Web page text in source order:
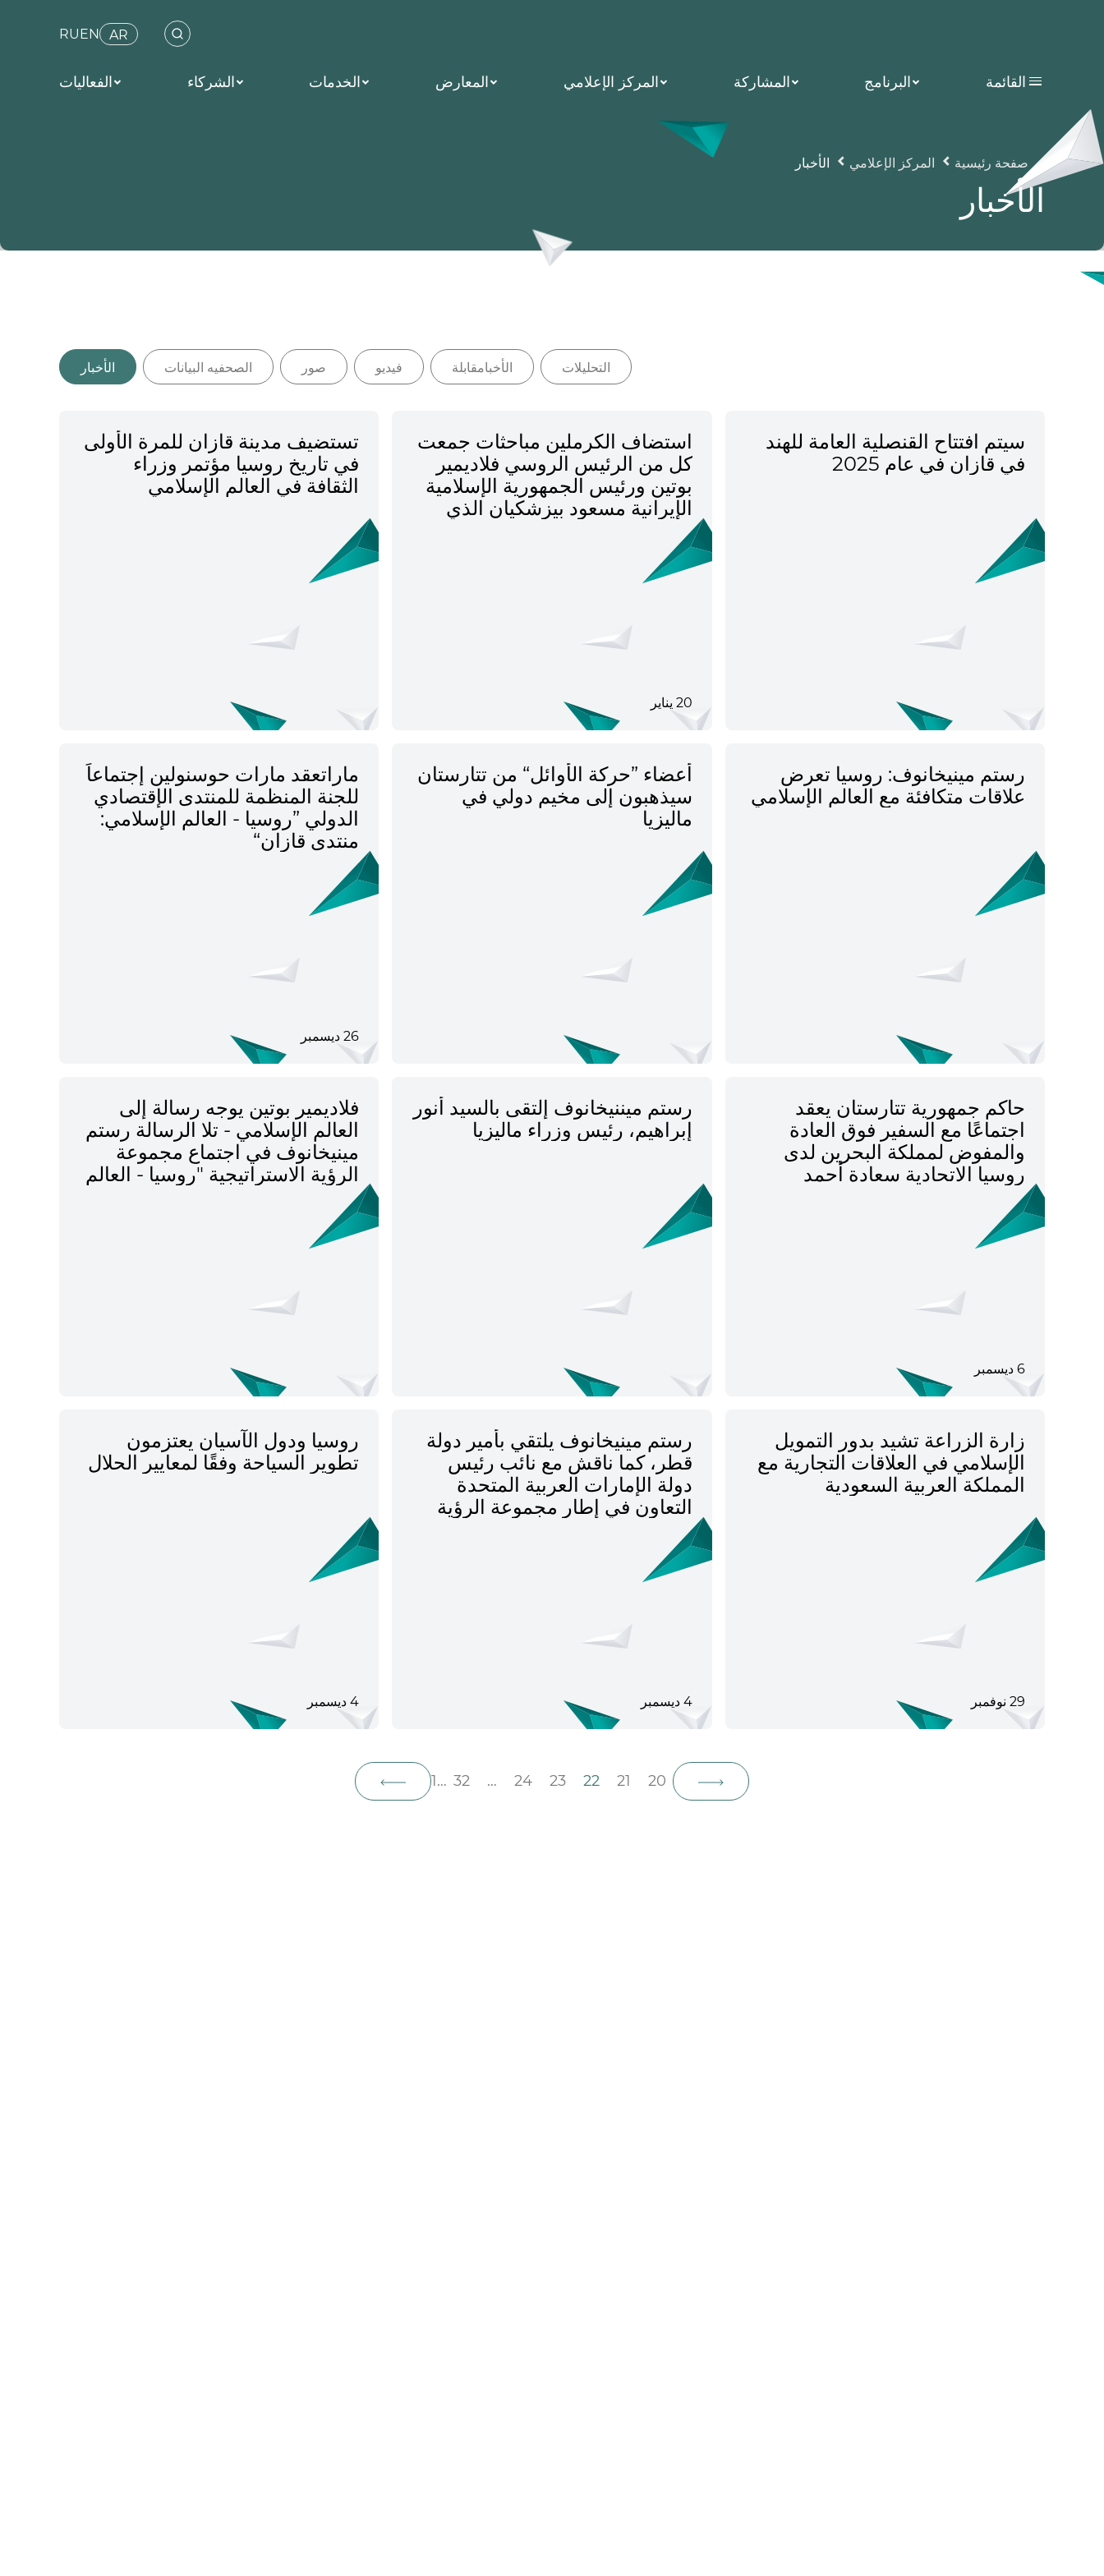
RUEN AR
الفعاليات الشركاء الخدمات المعارض المركز الإعلامي المشاركة البرنامج القائمة
صفحة رئيسية المركز الإعلامي الأخبار
الأخبار
الأخبار الصحفيه البيانات صور فيديو الأخبامقابلة التحليلات
تستضيف مدينة قازان للمرة الأولى
في تاريخ روسيا مؤتمر وزراء
الثقافة في العالم الإسلامي
استضاف الكرملين مباحثات جمعت
كل من الرئيس الروسي فلاديمير
بوتين ورئيس الجمهورية الإسلامية
الإيرانية مسعود بيزشكيان الذي
وصل إلى روسيا في مُستهل زيارة
رسمية
20 يناير
سيتم افتتاح القنصلية العامة للهند
في قازان في عام 2025
ماراتعقد مارات حوسنولين إجتماعاً
للجنة المنظمة للمنتدى الإقتصادي
الدولي ”روسيا - العالم الإسلامي:
منتدى قازان“
26 ديسمبر
أعضاء ”حركة الأوائل“ من تتارستان
سيذهبون إلى مخيم دولي في
ماليزيا
رستم مينيخانوف: روسيا تعرض
علاقات متكافئة مع العالم الإسلامي
فلاديمير بوتين يوجه رسالة إلى
العالم الإسلامي - تلا الرسالة رستم
مينيخانوف في اجتماع مجموعة
الرؤية الاستراتيجية "روسيا - العالم
الإسلامي" في كوالالمبور
رستم ميننيخانوف إلتقى بالسيد أنور
إبراهيم، رئيس وزراء ماليزيا
حاكم جمهورية تتارستان يعقد
اجتماعًا مع السفير فوق العادة
والمفوض لمملكة البحرين لدى
روسيا الاتحادية سعادة أحمد
عبدالرحمن محمود إسماعيل
الساعاتي
6 ديسمبر
روسيا ودول الآسيان يعتزمون
تطوير السياحة وفقًا لمعايير الحلال
4 ديسمبر
رستم مينيخانوف يلتقي بأمير دولة
قطر، كما ناقش مع نائب رئيس
دولة الإمارات العربية المتحدة
التعاون في إطار مجموعة الرؤية
الاستراتيجية "روسيا - العالم
الإسلامي".
4 ديسمبر
زارة الزراعة تشيد بدور التمويل
الإسلامي في العلاقات التجارية مع
المملكة العربية السعودية
29 نوفمبر
1… 20
21
22
23
24
…
32